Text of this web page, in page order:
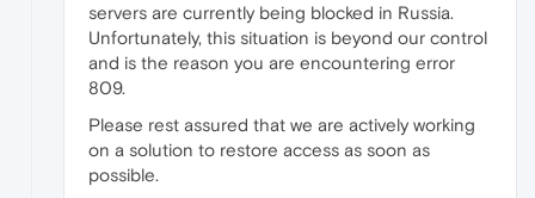
servers are currently being blocked in Russia.
Unfortunately, this situation is beyond our control
and is the reason you are encountering error
809.
Please rest assured that we are actively working
on a solution to restore access as soon as
possible.